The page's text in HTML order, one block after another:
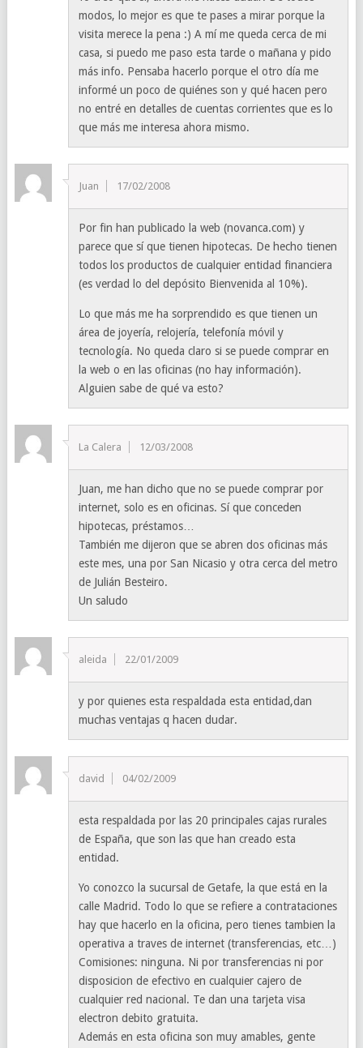
modos, lo mejor es que te pases a mirar porque la
visita merece la pena :) A mí me queda cerca de mi
casa, si puedo me paso esta tarde o mañana y pido
más info. Pensaba hacerlo porque el otro día me
informé un poco de quiénes son y qué hacen pero
no entré en detalles de cuentas corrientes que es lo
que más me interesa ahora mismo.
Juan 17/02/2008
Por fin han publicado la web (novanca.com) y
parece que sí que tienen hipotecas. De hecho tienen
todos los productos de cualquier entidad financiera
(es verdad lo del depósito Bienvenida al 10%).
Lo que más me ha sorprendido es que tienen un
área de joyería, relojería, telefonía móvil y
tecnología. No queda claro si se puede comprar en
la web o en las oficinas (no hay información).
Alguien sabe de qué va esto?
La Calera 12/03/2008
Juan, me han dicho que no se puede comprar por
internet, solo es en oficinas. Sí que conceden
hipotecas, préstamos…
También me dijeron que se abren dos oficinas más
este mes, una por San Nicasio y otra cerca del metro
de Julián Besteiro.
Un saludo
aleida 22/01/2009
y por quienes esta respaldada esta entidad,dan
muchas ventajas q hacen dudar.
david 04/02/2009
esta respaldada por las 20 principales cajas rurales
de España, que son las que han creado esta
entidad.
Yo conozco la sucursal de Getafe, la que está en la
calle Madrid. Todo lo que se refiere a contrataciones
hay que hacerlo en la oficina, pero tienes tambien la
operativa a traves de internet (transferencias, etc…)
Comisiones: ninguna. Ni por transferencias ni por
disposicion de efectivo en cualquier cajero de
cualquier red nacional. Te dan una tarjeta visa
electron debito gratuita.
Además en esta oficina son muy amables, gente